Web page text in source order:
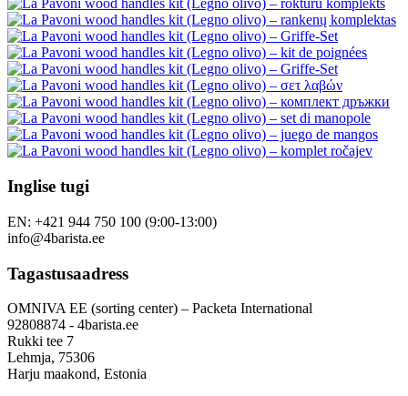
Inglise tugi
EN: +421 944 750 100 (9:00-13:00)
info@4barista.ee
Tagastusaadress
OMNIVA EE (sorting center) – Packeta International
92808874 - 4barista.ee
Rukki tee 7
Lehmja, 75306
Harju maakond, Estonia